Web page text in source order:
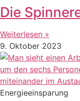
Die
Weiterlesen »
9. Oktober 2023
Energieeinsparung